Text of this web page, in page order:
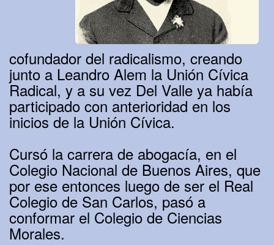
cofundador del radicalismo, creando
junto a Leandro Alem la Unión Cívica
Radical, y a su vez Del Valle ya había
participado con anterioridad en los
inicios de la Unión Cívica.
Cursó la carrera de abogacía, en el
Colegio Nacional de Buenos Aires, que
por ese entonces luego de ser el Real
Colegio de San Carlos, pasó a
conformar el Colegio de Ciencias
Morales.